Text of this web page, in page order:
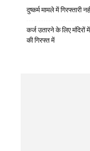
दुष्कर्म मामले में गिरफ्तारी
कर्ज उतारने के लिए मंदिरों
की गिरफ्त में